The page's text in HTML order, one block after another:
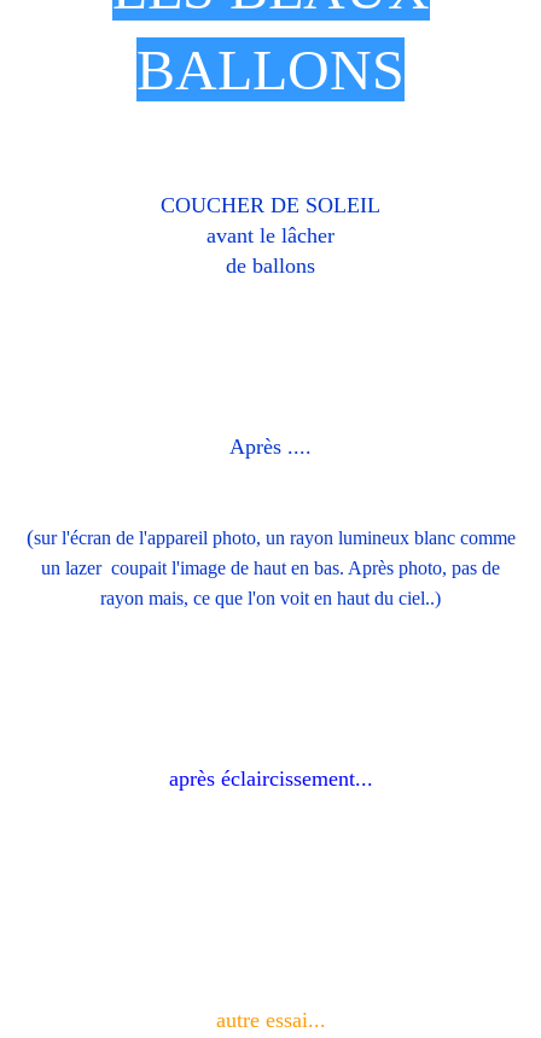
BALLONS
COUCHER DE SOLEIL
avant le lâcher
de ballons
Après ....
(sur l'écran de l'appareil photo, un rayon lumineux blanc comme
un lazer coupait l'image de haut en bas. Après photo, pas de
rayon mais, ce que l'on voit en haut du ciel..)
après éclaircissement...
autre essai...